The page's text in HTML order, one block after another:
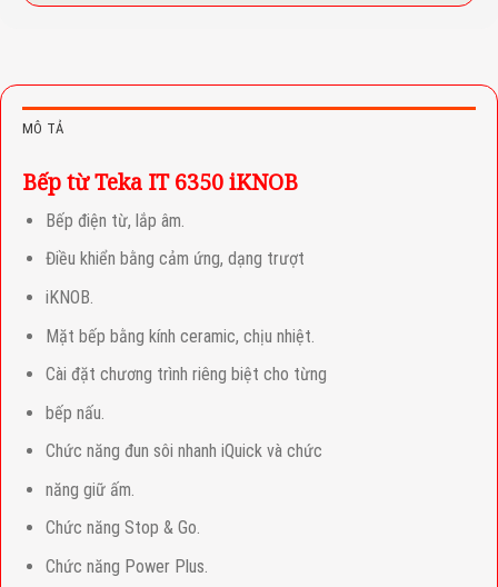
MÔ TẢ
Bếp từ Teka IT 6350 iKNOB
Bếp điện từ, lắp âm.
Điều khiển bằng cảm ứng, dạng trượt
iKNOB.
Mặt bếp bằng kính ceramic, chịu nhiệt.
Cài đặt chương trình riêng biệt cho từng
bếp nấu.
Chức năng đun sôi nhanh iQuick và chức
năng giữ ấm.
Chức năng Stop & Go.
Chức năng Power Plus.